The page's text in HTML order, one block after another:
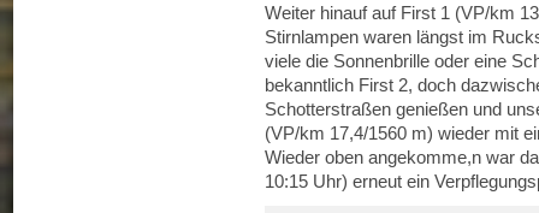
Weiter hinauf auf First 1 (VP/km
Stirnlampen waren längst im
viele die Sonnenbrille oder eine
bekanntlich First 2, doch
Schotterstraßen genießen und
(VP/km 17,4/1560 m) wieder mit
Wieder oben angekomme,n war
10:15 Uhr) erneut ein